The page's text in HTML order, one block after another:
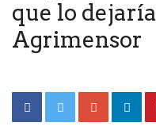
que lo
Agrimensor